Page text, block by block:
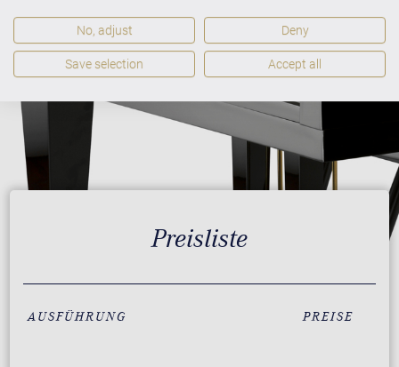
Preisliste
AUSFÜHRUNG PREISE
No, adjust Deny
Save selection Accept all